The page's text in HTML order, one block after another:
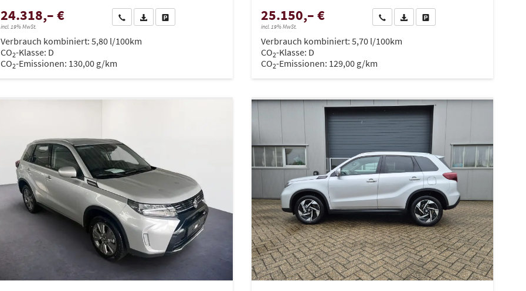
24.318,– €
incl. 19% MwSt.
Wir rufen Sie anPDF-Datei, Fahrzeugexposé drucken
Drucken, parken oder vergleichen
Verbrauch kombiniert: 5,80 l/100km
CO2-Klasse: D
CO2-Emissionen: 130,00 g/km
25.150,– €
incl. 19% MwSt.
Wir rufen Sie anPDF-Datei, Fahrzeugexposé drucken
Drucken, parken oder
Verbrauch kombiniert: 5,70 l/100km
CO2-Klasse: D
CO2-Emissionen: 129,00 g/km